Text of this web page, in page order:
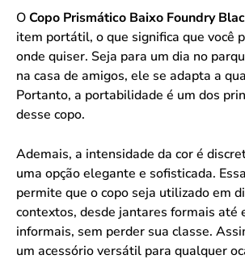
OCopo Prismático Baixo Foundry
item portátil, o que significa que você
onde quiser. Seja para um dia no
na casa de amigos, ele se adapta a
Portanto, a portabilidade é um dos
desse copo.
Ademais, a intensidade da cor é
uma opção elegante e sofisticada.
permite que o copo seja utilizado em
contextos, desde jantares formais até
informais, sem perder sua classe.
um acessório versátil para qualquer